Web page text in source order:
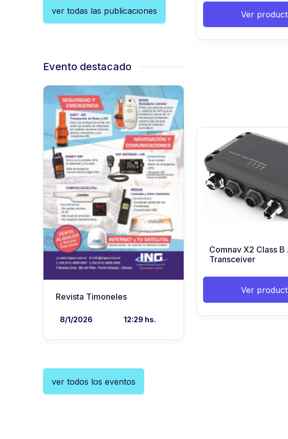
ver todas las publicaciones
Evento destacado
Revista Timoneles
8/1/2026 12:29 hs.
ver todos los eventos
Ver
Comnav X2 Class B
Transceiver
Ver